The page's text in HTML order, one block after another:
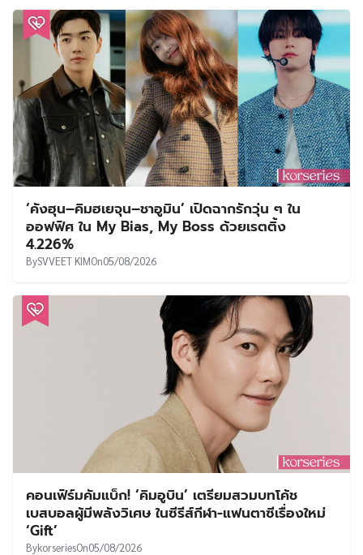
‘คังฮุน–คิมฮเยจุน–ชาอูมิน’ เปิดฉากรักวุ่น ๆ ใน
ออฟฟิศ ใน My Bias, My Boss ด้วยเรตติ้ง
4.226%
BySVVEET KIMOn05/08/2026
คอนเฟิร์มคัมแบ็ก! ‘คิมอูบิน’ เตรียมสวมบทโค้ช
เบสบอลผู้มีพลังวิเศษ ในซีรีส์กีฬา-แฟนตาซีเรื่องใหม่
‘Gift’
BykorseriesOn05/08/2026